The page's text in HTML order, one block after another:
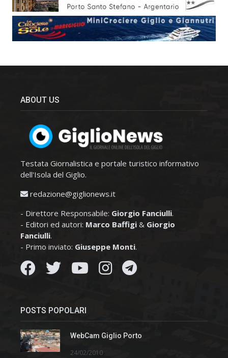
ABOUT US
Testata Giornalistica e portale turistico informativo
dell'Isola del Giglio.
redazione@giglionews.it
- Direttore Responsabile: Giorgio Fanciulli.
- Editori ed autori: Marco Baffigi & Giorgio
Fanciulli.
- Primo inviato: Giuseppe Monti.
POSTS POPOLARI
WebCam Giglio Porto
24/02/2010